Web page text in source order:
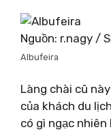
Nguồn: r.nagy /
Albufeira
Làng chài cũ
của khách du
có gì ngạc